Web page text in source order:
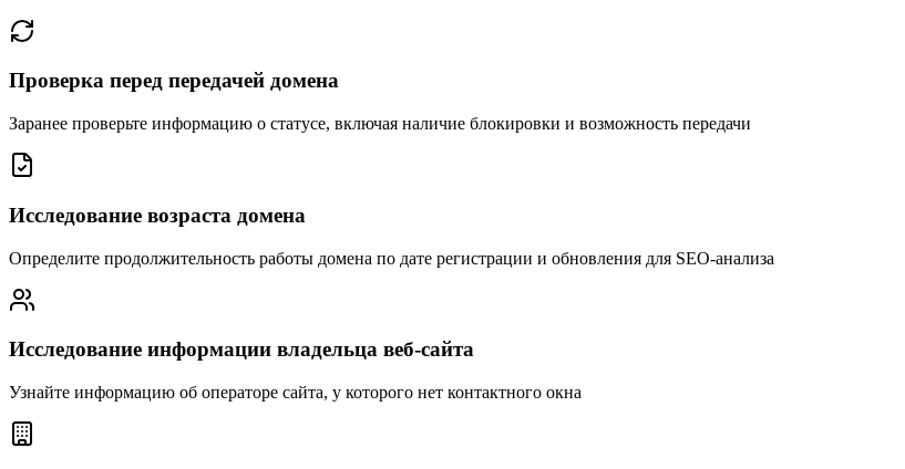
Проверка перед передачей домена
Заранее проверьте информацию о статусе, включая наличие блокировки и возможность передачи
Исследование возраста домена
Определите продолжительность работы домена по дате регистрации и обновления для SEO-анализа
Исследование информации владельца веб-сайта
Узнайте информацию об операторе сайта, у которого нет контактного окна